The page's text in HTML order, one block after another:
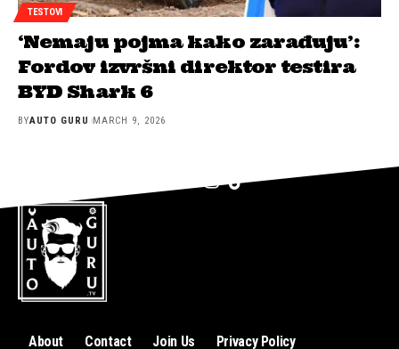
TESTOVI
‘Nemaju pojma kako zarađuju’:
Fordov izvršni direktor testira
BYD Shark 6
BYAUTO GURU MARCH 9, 2026
About Contact Join Us Privacy Policy